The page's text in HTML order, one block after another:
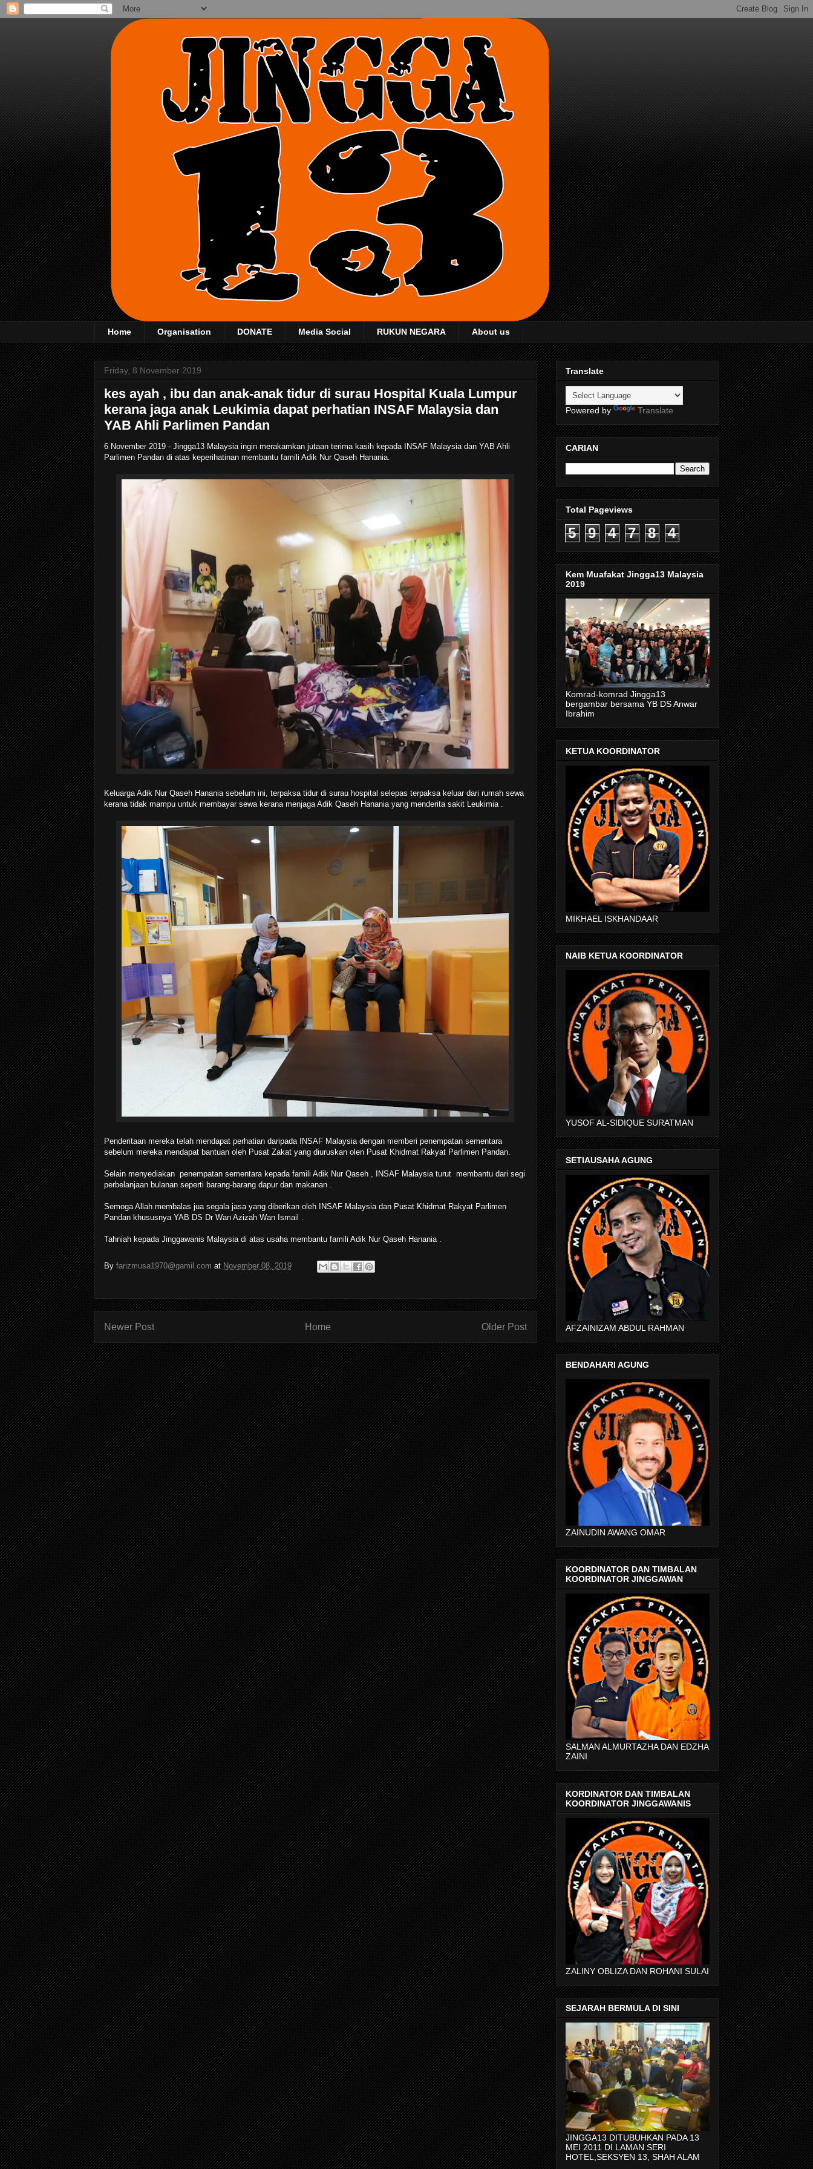
Home Organisation DONATE Media Social RUKUN NEGARA About us
Friday, 8 November 2019
kes ayah , ibu dan anak-anak tidur di surau Hospital Kuala Lumpur
kerana jaga anak Leukimia dapat perhatian INSAF Malaysia dan
YAB Ahli Parlimen Pandan
6 November 2019 - Jingga13 Malaysia ingin merakamkan jutaan terima kasih kepada INSAF Malaysia dan YAB Ahli
Parlimen Pandan di atas keperihatinan membantu famili Adik Nur Qaseh Hanania.
Keluarga Adik Nur Qaseh Hanania sebelum ini, terpaksa tidur di surau hospital selepas terpaksa keluar dari rumah sewa
kerana tidak mampu untuk membayar sewa kerana menjaga Adik Qaseh Hanania yang menderita sakit Leukimia .
Penderitaan mereka telah mendapat perhatian daripada INSAF Malaysia dengan memberi penempatan sementara
sebelum mereka mendapat bantuan oleh Pusat Zakat yang diuruskan olen Pusat Khidmat Rakyat Parlimen Pandan.
Selain menyediakan penempatan sementara kepada famili Adik Nur Qaseh , INSAF Malaysia turut membantu dari segi
perbelanjaan bulanan seperti barang-barang dapur dan makanan .
Semoga Allah membalas jua segala jasa yang diberikan oleh INSAF Malaysia dan Pusat Khidmat Rakyat Parlimen
Pandan khususnya YAB DS Dr Wan Azizah Wan Ismail .
Tahniah kepada Jinggawanis Malaysia di atas usaha membantu famili Adik Nur Qaseh Hanania .
By farizmusa1970@gamil.com at November 08, 2019
Newer Post Older Post
Home
Translate
Powered by Translate
CARIAN
Total Pageviews
5 9 4 7 8 4
Kem Muafakat Jingga13 Malaysia
2019
Komrad-komrad Jingga13
bergambar bersama YB DS Anwar
Ibrahim
KETUA KOORDINATOR
MIKHAEL ISKHANDAAR
NAIB KETUA KOORDINATOR
YUSOF AL-SIDIQUE SURATMAN
SETIAUSAHA AGUNG
AFZAINIZAM ABDUL RAHMAN
BENDAHARI AGUNG
ZAINUDIN AWANG OMAR
KOORDINATOR DAN TIMBALAN
KOORDINATOR JINGGAWAN
SALMAN ALMURTAZHA DAN EDZHA
ZAINI
KORDINATOR DAN TIMBALAN
KOORDINATOR JINGGAWANIS
ZALINY OBLIZA DAN ROHANI SULAI
SEJARAH BERMULA DI SINI
JINGGA13 DITUBUHKAN PADA 13
MEI 2011 DI LAMAN SERI
HOTEL,SEKSYEN 13, SHAH ALAM